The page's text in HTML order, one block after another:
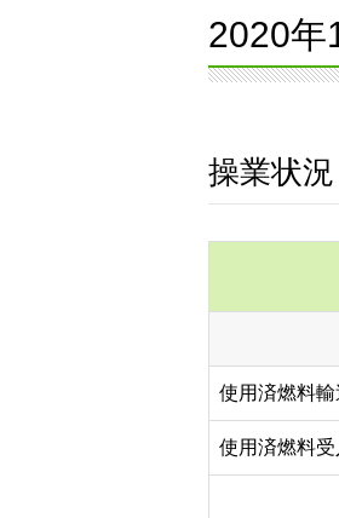
2020年
操業状況
使用済燃料
使用済燃料